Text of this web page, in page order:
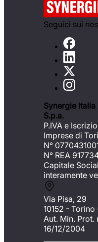
Seguici sui
Synergie
S.p.a.
P.IVA e
Imprese di
N°
N° REA
Capitale
interamente
Via Pisa, 29
10152 - Torino
Aut. Min. Prot.
16/12/2004